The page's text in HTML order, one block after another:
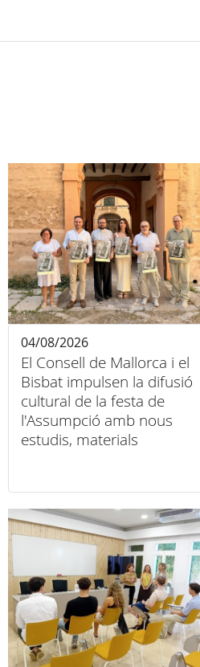
El Consell de Mallorca i el
Bisbat impulsen la difusió
cultural de la festa de
l'Assumpció amb nous
estudis, materials
04/08/2026